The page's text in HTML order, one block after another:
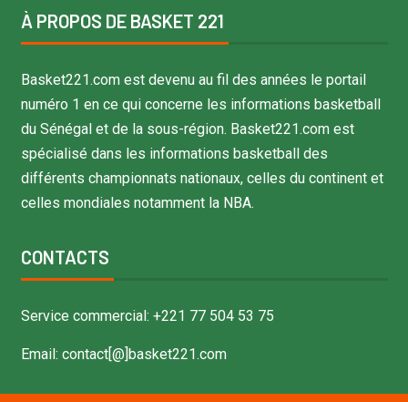
À PROPOS DE BASKET 221
Basket221.com est devenu au fil des années le portail
numéro 1 en ce qui concerne les informations basketball
du Sénégal et de la sous-région. Basket221.com est
spécialisé dans les informations basketball des
différents championnats nationaux, celles du continent et
celles mondiales notamment la NBA.
CONTACTS
Service commercial: +221 77 504 53 75
Email: contact[@]basket221.com